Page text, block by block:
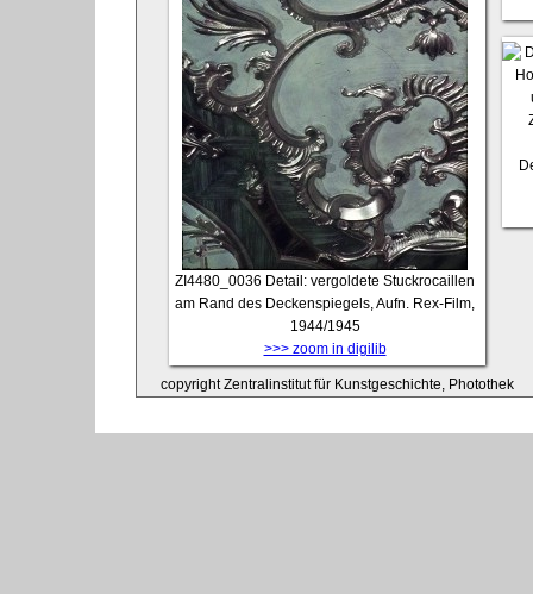
ZI4480_0036 Detail: vergoldete Stuckrocaillen
am Rand des Deckenspiegels, Aufn. Rex-Film,
1944/1945
>>> zoom in digilib
copyright Zentralinstitut für Kunstgeschichte, Photothek